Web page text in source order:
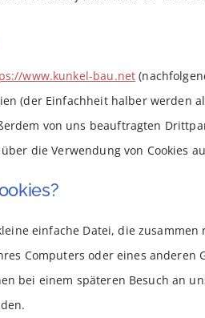
www.kunkel-bau.net
(der Einfachheit halber werden
von uns beauftragten
die Verwendung von Cookies
einfache Datei, die
Computers oder eines anderen
bei einem späteren Besuch an